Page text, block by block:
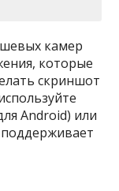
камер
которые
скриншот
Android) или